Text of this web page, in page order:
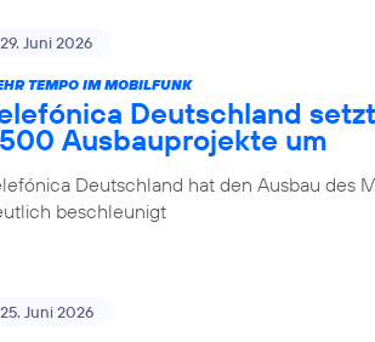
29. Juni 2026
TEMPO IM MOBILFUNK
Deutschland
Ausbauprojekte um
Deutschland hat den Ausbau des
beschleunigt
25. Juni 2026